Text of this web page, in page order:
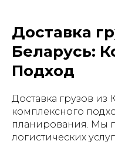
Доставка
Беларусь:
Подход
Доставка грузов из
комплексного
планирования. Мы
логистических